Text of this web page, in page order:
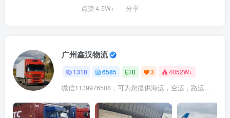
点赞4.5W+ 分享
广州鑫汉物流
1318 6585 0 3 4052W+
微信1139976508，可为您提供海运，空运，路运，铁路运输